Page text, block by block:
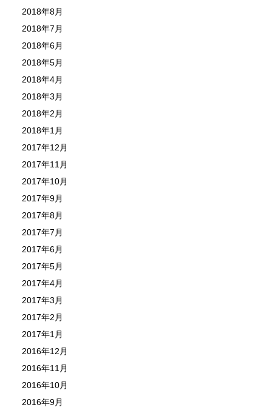
2018年8月
2018年7月
2018年6月
2018年5月
2018年4月
2018年3月
2018年2月
2018年1月
2017年12月
2017年11月
2017年10月
2017年9月
2017年8月
2017年7月
2017年6月
2017年5月
2017年4月
2017年3月
2017年2月
2017年1月
2016年12月
2016年11月
2016年10月
2016年9月